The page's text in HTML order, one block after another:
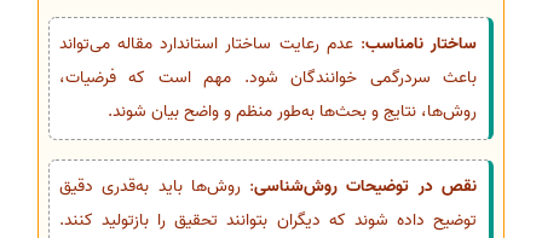
ساختار نامناسب: عدم رعایت ساختار استاندارد مقاله می‌تواند
باعث سردرگمی خوانندگان شود. مهم است که فرضیات،
روش‌ها، نتایج و بحث‌ها به‌طور منظم و واضح بیان شوند.
نقص در توضیحات روش‌شناسی: روش‌ها باید به‌قدری دقیق
توضیح داده شوند که دیگران بتوانند تحقیق را بازتولید کنند.